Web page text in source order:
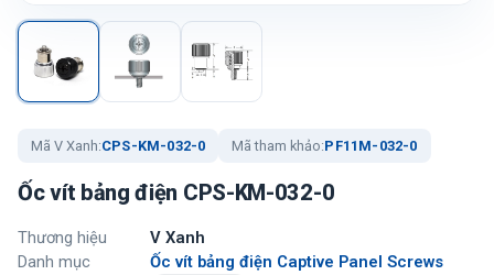
Mã V Xanh:CPS-KM-032-0 Mã tham khảo:PF11M-032-0
Ốc vít bảng điện CPS-KM-032-0
Thương hiệu
V Xanh
Danh mục
Ốc vít bảng điện Captive Panel Screws